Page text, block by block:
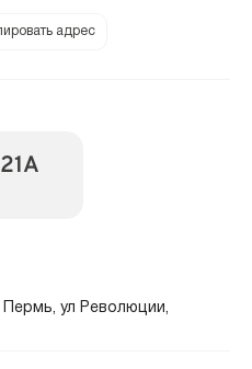
адрес
Пермь, ул Революции,